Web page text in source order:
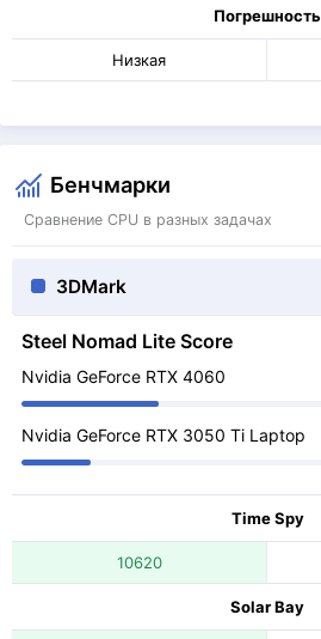
Погрешность
Низкая
Бенчмарки
Сравнение CPU в разных задачах
3DMark
Steel Nomad Lite Score
Nvidia GeForce RTX 4060
Nvidia GeForce RTX 3050 Ti Laptop
Time Spy
10620
Solar Bay